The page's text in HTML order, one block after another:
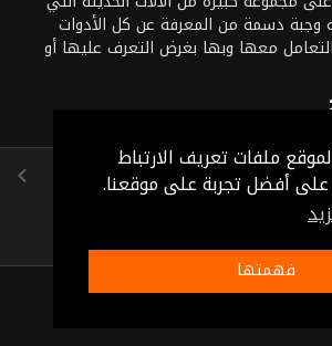
ملفات تعريف الارتباط
أفضل تجربة على موقعنا.
فهمتها
وجبة دسمة من المعرفة عن كل الأدوات
معها وبها بغرض التعرف عليها أو
20